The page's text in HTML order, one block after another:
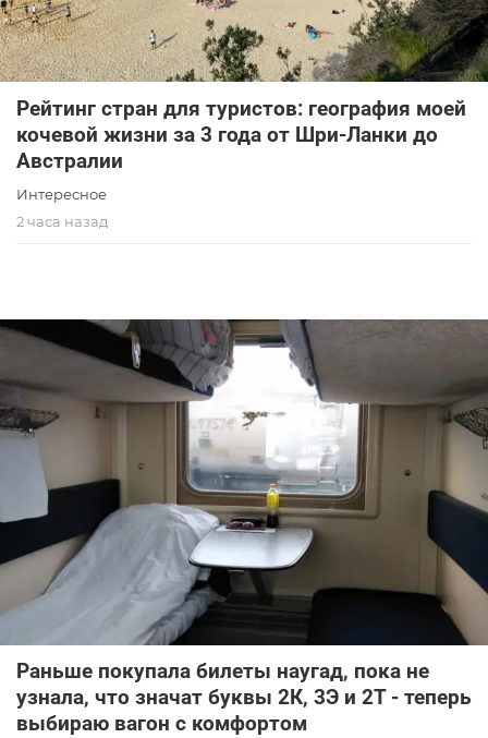
Рейтинг стран для туристов: география моей
кочевой жизни за 3 года от Шри-Ланки до
Австралии
Интересное
2 часа назад
Раньше покупала билеты наугад, пока не
узнала, что значат буквы 2К, 3Э и 2Т - теперь
выбираю вагон с комфортом